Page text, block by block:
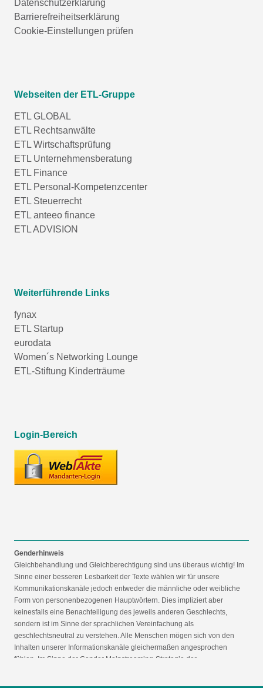
Datenschutzerklärung
Barrierefreiheitserklärung
Cookie-Einstellungen prüfen
Webseiten der ETL-Gruppe
ETL GLOBAL
ETL Rechtsanwälte
ETL Wirtschaftsprüfung
ETL Unternehmensberatung
ETL Finance
ETL Personal-Kompetenzcenter
ETL Steuerrecht
ETL anteeo finance
ETL ADVISION
Weiterführende Links
fynax
ETL Startup
eurodata
Women´s Networking Lounge
ETL-Stiftung Kinderträume
Login-Bereich
Genderhinweis
Gleichbehandlung und Gleichberechtigung sind uns überaus wichtig! Im
Sinne einer besseren Lesbarkeit der Texte wählen wir für unsere
Kommunikationskanäle jedoch entweder die männliche oder weibliche
Form von personenbezogenen Hauptwörtern. Dies impliziert aber
keinesfalls eine Benachteiligung des jeweils anderen Geschlechts,
sondern ist im Sinne der sprachlichen Vereinfachung als
geschlechtsneutral zu verstehen. Alle Menschen mögen sich von den
Inhalten unserer Informationskanäle gleichermaßen angesprochen
fühlen. Im Sinne der Gender Mainstreaming-Strategie der